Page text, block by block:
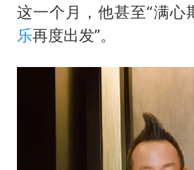
这一个月，他甚至“满心
乐再度出发”。